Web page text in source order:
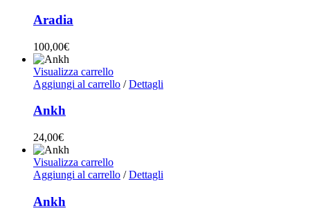
Aradia
100,00€
Visualizza carrello
Aggiungi al carrello / Dettagli
Ankh
24,00€
Visualizza carrello
Aggiungi al carrello / Dettagli
Ankh